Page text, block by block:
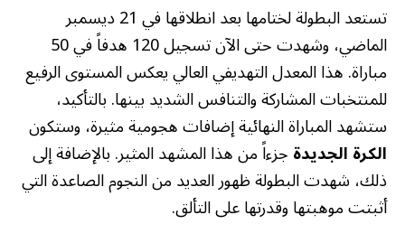
تستعد البطولة لختامها بعد انطلاقها في 21 ديسمبر
الماضي، وشهدت حتى الآن تسجيل 120 هدفاً في 50
مباراة. هذا المعدل التهديفي العالي يعكس المستوى الرفيع
للمنتخبات المشاركة والتنافس الشديد بينها. بالتأكيد،
ستشهد المباراة النهائية إضافات هجومية مثيرة، وستكون
الكرة الجديدةجزءاً من هذا المشهد المثير. بالإضافة إلى
ذلك، شهدت البطولة ظهور العديد من النجوم الصاعدة التي
أثبتت موهبتها وقدرتها على التألق.